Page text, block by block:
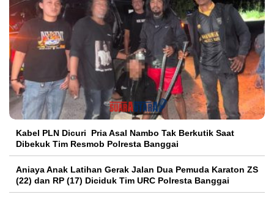
Kabel PLN Dicuri Pria Asal Nambo Tak Berkutik Saat
Dibekuk Tim Resmob Polresta Banggai
Aniaya Anak Latihan Gerak Jalan Dua Pemuda Karaton ZS
(22) dan RP (17) Diciduk Tim URC Polresta Banggai